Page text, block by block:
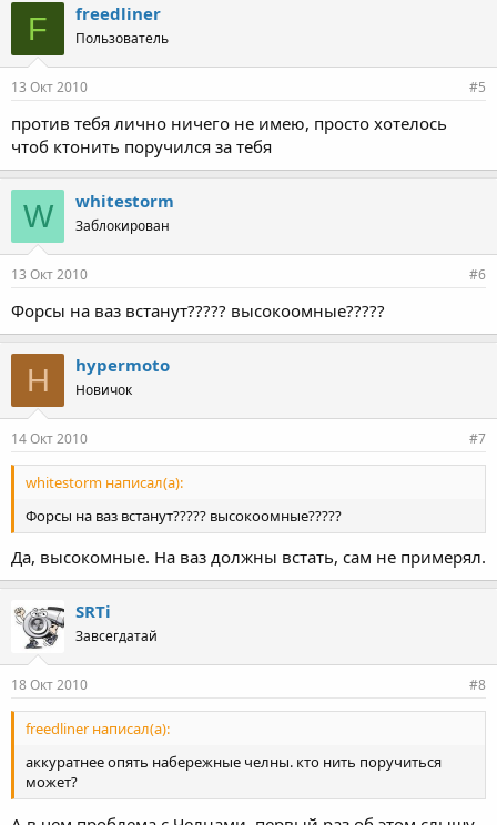
F freedliner
Пользователь
13 Окт 2010 #5
против тебя лично ничего не имею, просто хотелось
чтоб ктонить поручился за тебя
W whitestorm
Заблокирован
13 Окт 2010 #6
Форсы на ваз встанут????? высокоомные?????
H hypermoto
Новичок
14 Окт 2010 #7
whitestorm написал(а):
Форсы на ваз встанут????? высокоомные?????
Да, высокомные. На ваз должны встать, сам не примерял.
SRTi
Завсегдатай
18 Окт 2010 #8
freedliner написал(а):
аккуратнее опять набережные челны. кто нить поручиться
может?